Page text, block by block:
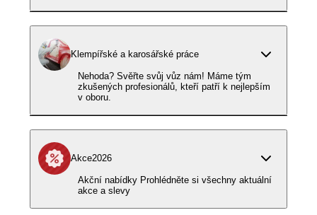
Klempířské a karosářské práce
Nehoda? Svěřte svůj vůz nám! Máme tým
zkušených profesionálů, kteří patří k nejlepším
v oboru.
Akce2026
Akční nabídky Prohlédněte si všechny aktuální
akce a slevy